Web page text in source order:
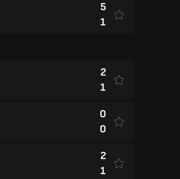
5
1
2
1
0
0
2
1